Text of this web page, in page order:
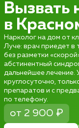
Вызвать
в
Нарколог на дом от
Луче: врач приедет в
без разметки
абстинентный
дальнейшее лечение.
круглосуточно,
препаратов и с
по телефону.
от 2 900 ₽